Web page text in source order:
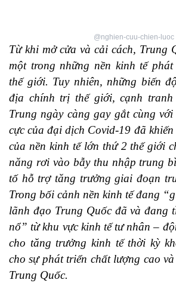
@nghien-cuu-chien-luoc
Từ khi mở cửa và cải cách, Trung
một trong những nền kinh tế
thế giới. Tuy nhiên, những biến
địa chính trị thế giới, cạnh
Trung ngày càng gay gắt cùng
cực của đại dịch Covid-19 đã
của nền kinh tế lớn thứ 2 thế giới
năng rơi vào bẫy thu nhập trung
tố hỗ trợ tăng trưởng giai đoạn
Trong bối cảnh nền kinh tế đang
lãnh đạo Trung Quốc đã và đang
nổ” từ khu vực kinh tế tư nhân –
cho tăng trưởng kinh tế thời kỳ
cho sự phát triển chất lượng cao
Trung Quốc.